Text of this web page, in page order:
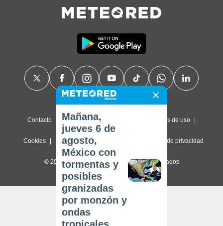
Contacto Sobre nosotros Términos de uso
Cookies Política de privacidad Configuración de privacidad
© 2026 Meteored. Todos los derechos reservados
Mañana,
jueves 6 de
agosto,
México con
tormentas y
posibles
granizadas
por monzón y
ondas